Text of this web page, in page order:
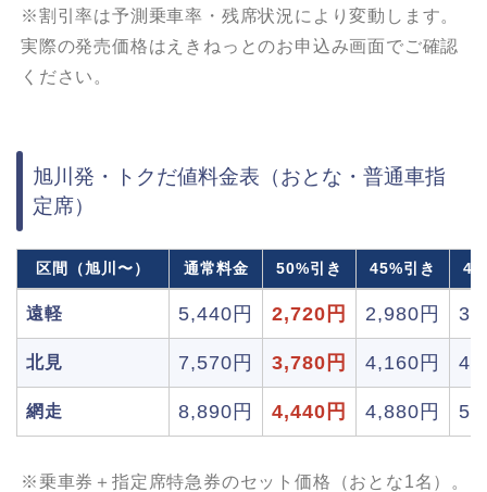
※割引率は予測乗車率・残席状況により変動します。
実際の発売価格はえきねっとのお申込み画面でご確認
ください。
旭川発・トクだ値料金表（おとな・普通車指
定席）
区間（旭川〜） 通常料金 50%引き 45%引き
遠軽 5,440円 2,720円 2,980円
北見 7,570円 3,780円 4,160円
網走 8,890円 4,440円 4,880円
※乗車券＋指定席特急券のセット価格（おとな1名）。